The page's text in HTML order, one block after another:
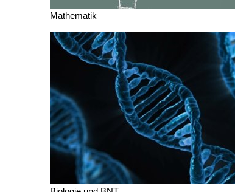
Mathematik